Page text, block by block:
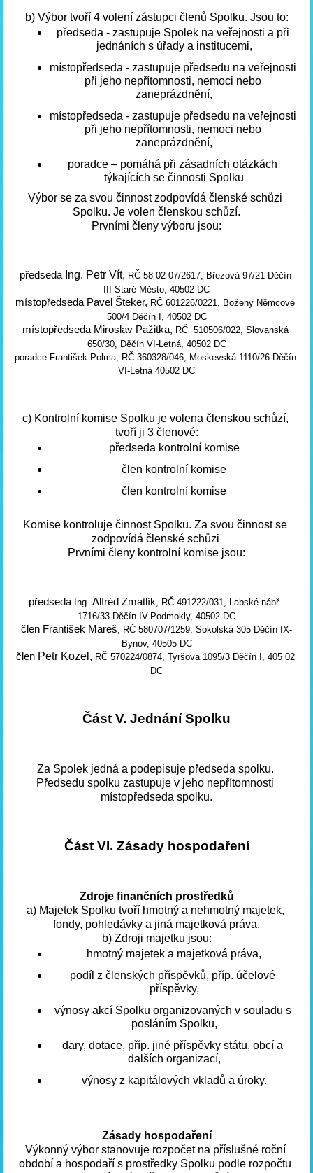
b) Výbor tvoří 4 volení zástupci členů Spolku. Jsou to:
předseda - zastupuje Spolek na veřejnosti a při
jednáních s úřady a institucemi,
místopředseda - zastupuje předsedu na veřejnosti
při jeho nepřítomnosti, nemoci nebo
zaneprázdnění,
místopředseda - zastupuje předsedu na veřejnosti
při jeho nepřítomnosti, nemoci nebo
zaneprázdnění,
poradce – pomáhá při zásadních otázkách
týkajících se činnosti Spolku
Výbor se za svou činnost zodpovídá členské schůzi
Spolku. Je volen členskou schůzí.
Prvními členy výboru jsou:
předseda Ing. Petr Vít, RČ 58 02 07/2617, Březová 97/21 Děčín
III-Staré Město, 40502 DC
místopředseda Pavel Šteker, RČ 601226/0221, Boženy Němcové
500/4 Děčín I, 40502 DC
místopředseda Miroslav Pažitka, RČ  510506/022, Slovanská
650/30, Děčín VI-Letná, 40502 DC
poradce František Polma, RČ 360328/046, Moskevská 1110/26 Děčín
VI-Letná 40502 DC
c) Kontrolní komise Spolku je volena členskou schůzí,
tvoří ji 3 členové:
předseda kontrolní komise
člen kontrolní komise
člen kontrolní komise
Komise kontroluje činnost Spolku. Za svou činnost se
zodpovídá členské schůzi
Prvními členy kontrolní komise jsou:
předseda Ing. Alfréd Zmatlík , RČ 491222/031, Labské nábř.
1716/33 Děčín IV-Podmokly, 40502 DC
člen František Mareš , RČ 580707/1259, Sokolská 305 Děčín IX-
Bynov, 40505 DC
člen Petr Kozel, RČ 570224/0874, Tyršova 1095/3 Děčín I, 405 02
DC
Část V. Jednání Spolku
Za Spolek jedná a podepisuje předseda spolku.
Předsedu spolku zastupuje v jeho nepřítomnosti
místopředseda spolku.
Část VI. Zásady hospodaření
Zdroje finančních prostředků
a) Majetek Spolku tvoří hmotný a nehmotný majetek,
fondy, pohledávky a jiná majetková práva.
b) Zdroji majetku jsou:
hmotný majetek a majetková práva,
podíl z členských příspěvků, příp. účelové
příspěvky,
výnosy akcí Spolku organizovaných v souladu s
posláním Spolku,
dary, dotace, příp. jiné příspěvky státu, obcí a
dalších organizací,
výnosy z kapitálových vkladů a úroky.
Zásady hospodaření
Výkonný výbor stanovuje rozpočet na příslušné roční
období a hospodaří s prostředky Spolku podle rozpočtu